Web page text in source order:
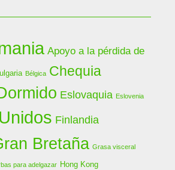
Apoyo a la pérdida de
Bélgica Chequia
Eslovaquia Eslovenia
Finlandia
Bretaña Grasa visceral
para adelgazar Hong Kong